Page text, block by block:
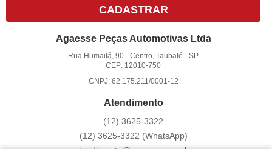
CADASTRAR
Agaesse Peças Automotivas Ltda
Rua Humaitá, 90 -Centro, Taubaté -SP
CEP: 12010-750
CNPJ: 62.175.211/0001-12
Atendimento
(12) 3625-3322
(12) 3625-3322 (WhatsApp)